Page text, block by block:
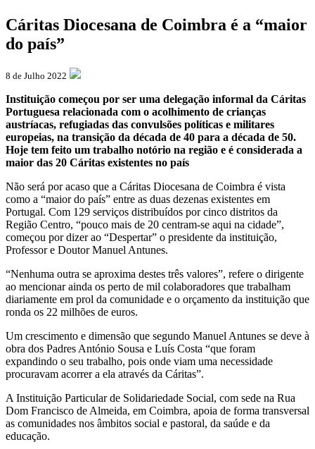
Cáritas Diocesana de Coimbra é a “maior
do país”
8 de Julho 2022
Instituição começou por ser uma delegação informal da Cáritas
Portuguesa relacionada com o acolhimento de crianças
austríacas, refugiadas das convulsões políticas e militares
europeias, na transição da década de 40 para a década de 50.
Hoje tem feito um trabalho notório na região e é considerada a
maior das 20 Cáritas existentes no país
Não será por acaso que a Cáritas Diocesana de Coimbra é vista
como a “maior do país” entre as duas dezenas existentes em
Portugal. Com 129 serviços distribuídos por cinco distritos da
Região Centro, “pouco mais de 20 centram-se aqui na cidade”,
começou por dizer ao “Despertar” o presidente da instituição,
Professor e Doutor Manuel Antunes.
“Nenhuma outra se aproxima destes três valores”, refere o dirigente
ao mencionar ainda os perto de mil colaboradores que trabalham
diariamente em prol da comunidade e o orçamento da instituição que
ronda os 22 milhões de euros.
Um crescimento e dimensão que segundo Manuel Antunes se deve à
obra dos Padres António Sousa e Luís Costa “que foram
expandindo o seu trabalho, pois onde viam uma necessidade
procuravam acorrer a ela através da Cáritas”.
A Instituição Particular de Solidariedade Social, com sede na Rua
Dom Francisco de Almeida, em Coimbra, apoia de forma transversal
as comunidades nos âmbitos social e pastoral, da saúde e da
educação.